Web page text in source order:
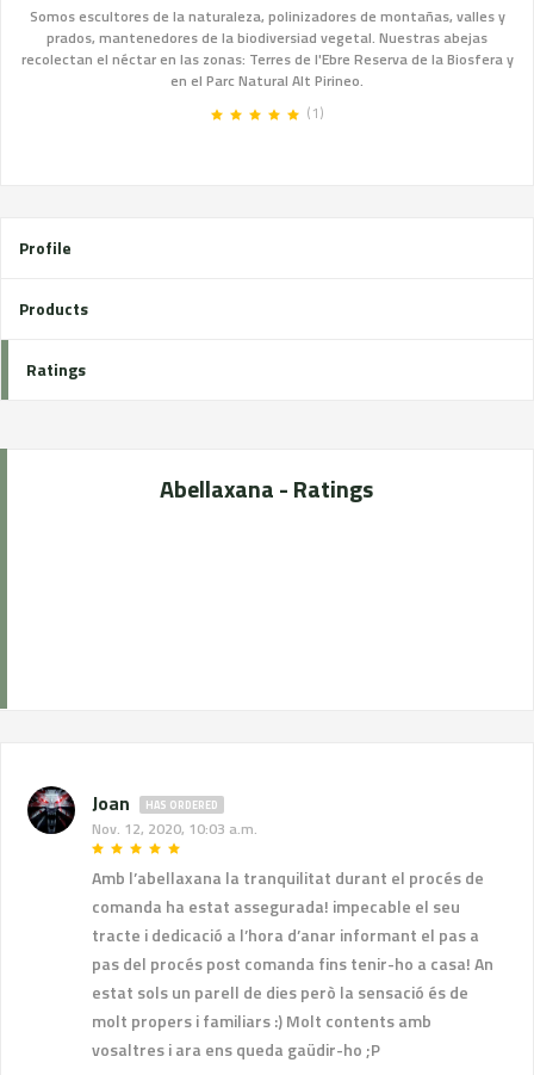
Somos escultores de la naturaleza, polinizadores de montañas, valles y
prados, mantenedores de la biodiversiad vegetal. Nuestras abejas
recolectan el néctar en las zonas: Terres de l'Ebre Reserva de la Biosfera y
en el Parc Natural Alt Pirineo.
(1)
Profile
Products
Ratings
Abellaxana - Ratings
Joan HAS ORDERED
Nov. 12, 2020, 10:03 a.m.
Amb l’abellaxana la tranquilitat durant el procés de
comanda ha estat assegurada! impecable el seu
tracte i dedicació a l’hora d’anar informant el pas a
pas del procés post comanda fins tenir-ho a casa! An
estat sols un parell de dies però la sensació és de
molt propers i familiars :) Molt contents amb
vosaltres i ara ens queda gaüdir-ho ;P